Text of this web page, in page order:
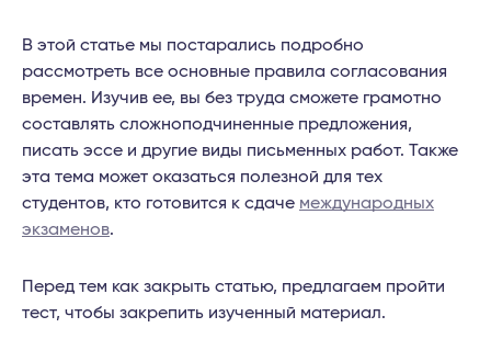
В этой статье мы постарались подробно
рассмотреть все основные правила согласования
времен. Изучив ее, вы без труда сможете грамотно
составлять сложноподчиненные предложения,
писать эссе и другие виды письменных работ. Также
эта тема может оказаться полезной для тех
студентов, кто готовится к сдаче международных
экзаменов.
Перед тем как закрыть статью, предлагаем пройти
тест, чтобы закрепить изученный материал.